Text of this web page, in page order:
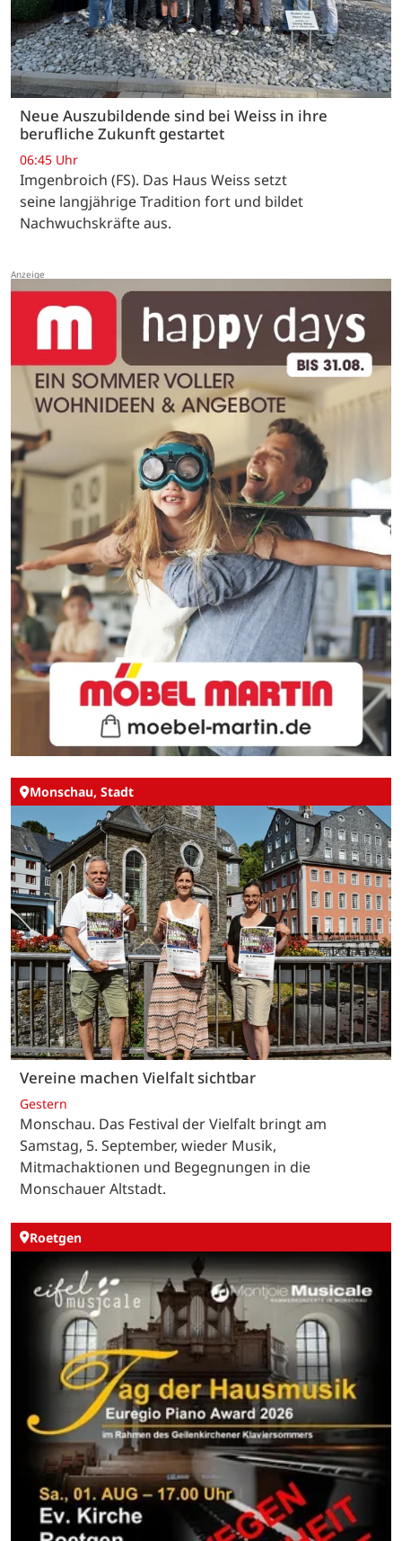
Neue Auszubildende sind bei Weiss in ihre
berufliche Zukunft gestartet
06:45 Uhr
Imgenbroich (FS). Das Haus Weiss setzt
seine langjährige Tradition fort und bildet
Nachwuchskräfte aus.
Monschau, Stadt
Vereine machen Vielfalt sichtbar
Gestern
Monschau. Das Festival der Vielfalt bringt am
Samstag, 5. September, wieder Musik,
Mitmachaktionen und Begegnungen in die
Monschauer Altstadt.
Roetgen